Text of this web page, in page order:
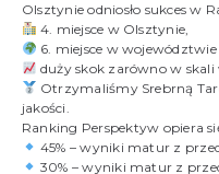
Olsztynie odniosło sukces w
4. miejsce w Olsztynie,
6. miejsce w
duży skok zarówno w
Otrzymaliśmy Srebrną
jakości.
Ranking Perspektyw opiera
45% – wyniki matur z
30% – wyniki matur z